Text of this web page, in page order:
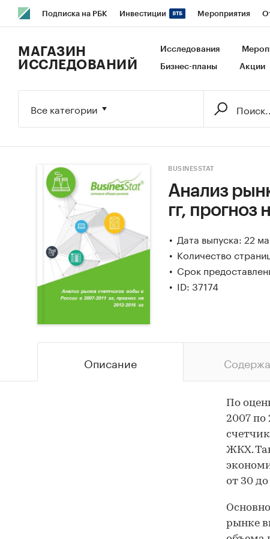
Подписка на РБК Инвестиции Мероприятия
Исследования Кредитные рейтинги Франшизы
МАГАЗИН
ИССЛЕДОВАНИЙ
Исследования
Бизнес-планы Акции
Все категории
BUSINESSTAT
Анализ
гг, прогноз
Дата выпуска: 22
Количество
Срок
ID: 37174
Описание
По
2007 по
ЖКХ.
от 30 до
рынке